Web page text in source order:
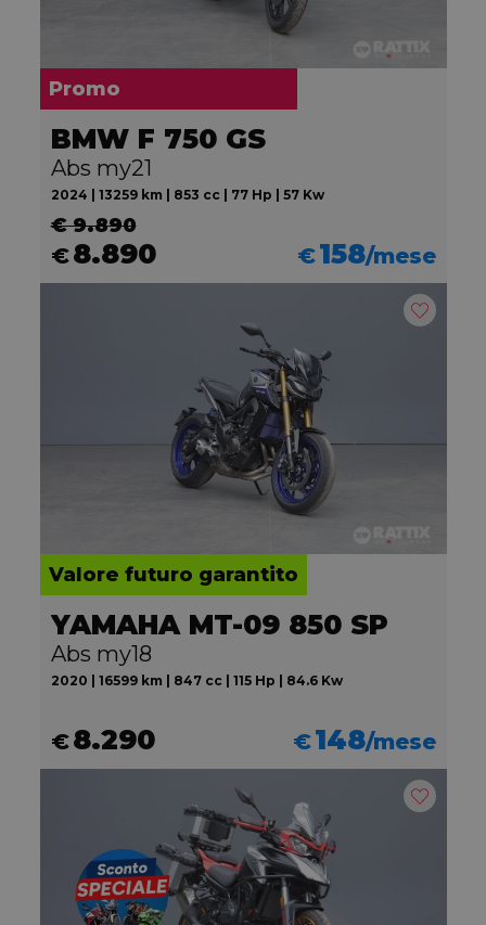
Promo
BMW F 750 GS
Abs my21
2024 | 13259 km | 853 cc | 77 Hp | 57 Kw
€ 9.890
€8.890 €158/mese
Valore futuro garantito
YAMAHA MT-09 850 SP
Abs my18
2020 | 16599 km | 847 cc | 115 Hp | 84.6 Kw
€8.290 €148/mese